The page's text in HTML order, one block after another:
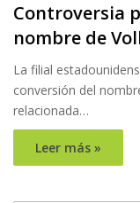
Controversia
nombre de
La filial
conversión del
relacionada…
Leer más »